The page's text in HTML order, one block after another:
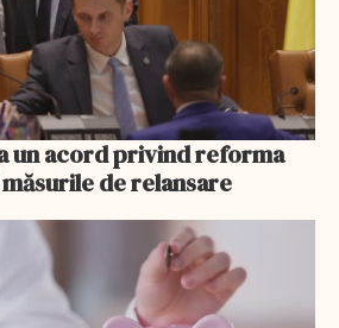
un acord privind reforma
de relansare